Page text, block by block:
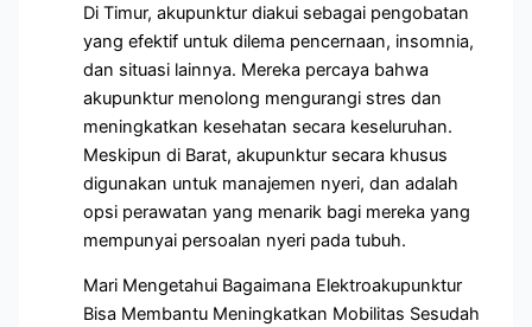
Di Timur, akupunktur diakui sebagai pengobatan
yang efektif untuk dilema pencernaan, insomnia,
dan situasi lainnya. Mereka percaya bahwa
akupunktur menolong mengurangi stres dan
meningkatkan kesehatan secara keseluruhan.
Meskipun di Barat, akupunktur secara khusus
digunakan untuk manajemen nyeri, dan adalah
opsi perawatan yang menarik bagi mereka yang
mempunyai persoalan nyeri pada tubuh.
Mari Mengetahui Bagaimana Elektroakupunktur
Bisa Membantu Meningkatkan Mobilitas Sesudah